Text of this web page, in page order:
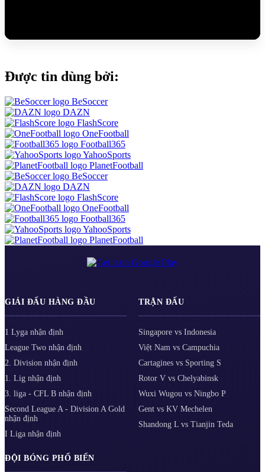
Được tin dùng bởi:
BeSoccer
DAZN
FlashScore
OneFootball
Football365
YahooSports
PlanetFootball
BeSoccer
DAZN
FlashScore
OneFootball
Football365
YahooSports
PlanetFootball
GIẢI ĐẤU HÀNG ĐẦU
1 Lyga nhận định
League Two nhận định
2. Division nhận định
1. Lig nhận định
3. liga - CFL B nhận định
Second League A - Division A Gold
nhận định
I Liga nhận định
TRẬN ĐẤU
Singapore vs Indonesia
Việt Nam vs Campuchia
Cartagines vs Sporting S
Rotor V vs Chelyabinsk
Wuxi Wugou vs Ningbo P
Gent vs KV Mechelen
Shandong L vs Tianjin Teda
ĐỘI BÓNG PHỔ BIẾN